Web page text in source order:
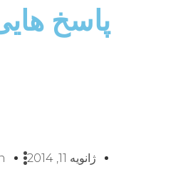
پاسخ هایی برای
ژانویه 11, 2014